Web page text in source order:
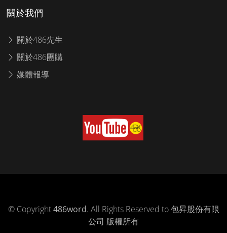
關於我們
關於486先生
關於486團購
媒體報導
© Copyright486word. All Rights Reserved to 包昇股份有限
公司 版權所有